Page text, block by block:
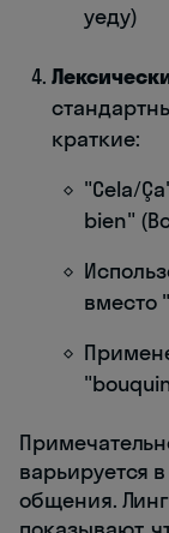
уеду)
краткие:
"Cela/
bien"
вместо
варьируется
общения.